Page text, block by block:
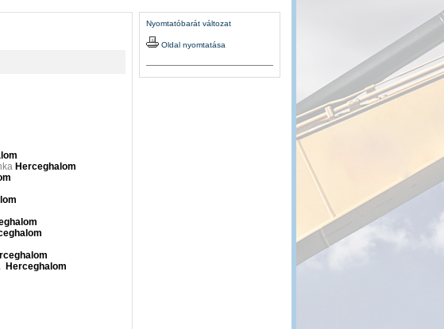
Herceghalom
Herceghalom
Nyomtatóbarát változat
Oldal nyomtatása